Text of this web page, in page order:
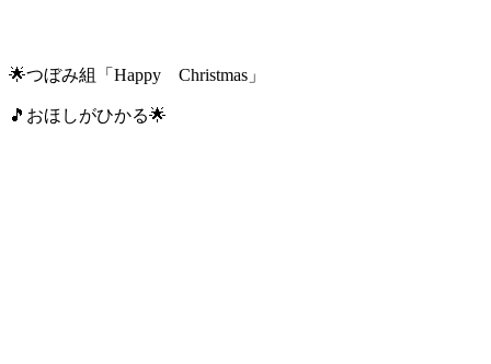
🌟つぼみ組「Happy Christmas」
🎵おほしがひかる🌟